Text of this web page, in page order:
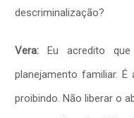
descriminalização?
Vera:
Eu acredito
planejamento familiar.
proibindo. Não liberar o